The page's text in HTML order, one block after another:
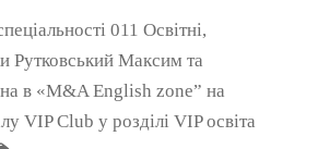
011 Освітні,
Рутковський Максим та
в «M&A English zone” на
VIP Club у розділі VIP освіта